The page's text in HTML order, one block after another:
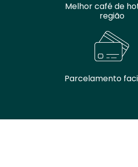
Melhor café de
região
Parcelamento